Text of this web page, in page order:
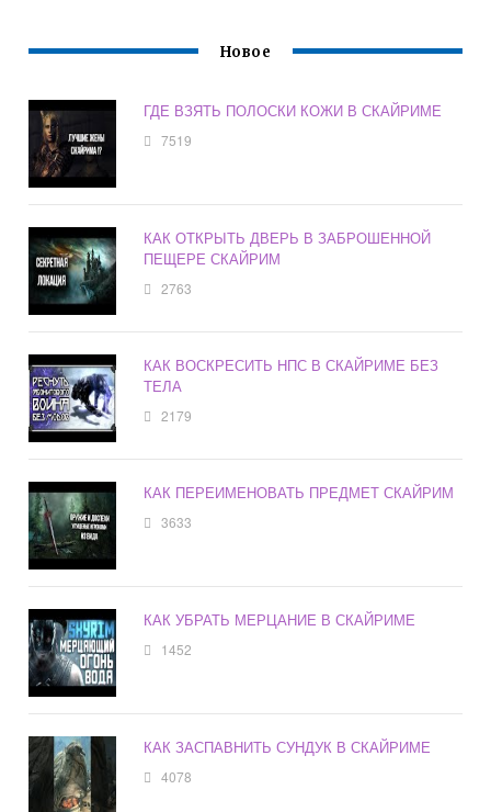
Новое
ГДЕ ВЗЯТЬ ПОЛОСКИ КОЖИ В СКАЙРИМЕ
7519
КАК ОТКРЫТЬ ДВЕРЬ В ЗАБРОШЕННОЙ
ПЕЩЕРЕ СКАЙРИМ
2763
КАК ВОСКРЕСИТЬ НПС В СКАЙРИМЕ БЕЗ
ТЕЛА
2179
КАК ПЕРЕИМЕНОВАТЬ ПРЕДМЕТ СКАЙРИМ
3633
КАК УБРАТЬ МЕРЦАНИЕ В СКАЙРИМЕ
1452
КАК ЗАСПАВНИТЬ СУНДУК В СКАЙРИМЕ
4078